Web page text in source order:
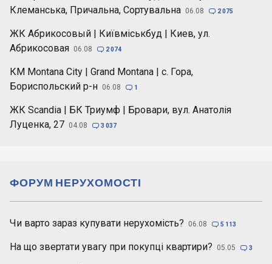
Клеманська, Причальна, Сортувальна 06.08  2 075
ЖК Абрикосовый | Київміськбуд | Киев, ул.
Абрикосовая 06.08  2 074
КМ Montana City | Grand Montana | с. Гора,
Бориспольский р-н 06.08  1
ЖК Scandia | БК Триумф | Бровари, вул. Анатолія
Луценка, 27 04.08  3 037
Чи варто зараз купувати нерухомість? 06.08  5 113
На що звертати увагу при покупці квартири? 05.05  3
ФОРУМ НЕРУХОМОСТІ